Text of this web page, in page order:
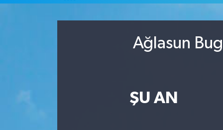
Ağlasun
ŞU AN
Trafik Durumu
Süper Lig Puan Durumu ve Fikstür